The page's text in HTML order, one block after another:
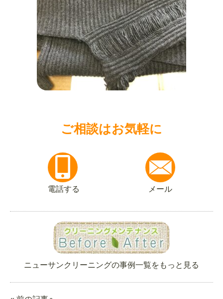
ご相談はお気軽に
電話する メール
ニューサンクリーニングの事例一覧をもっと見る